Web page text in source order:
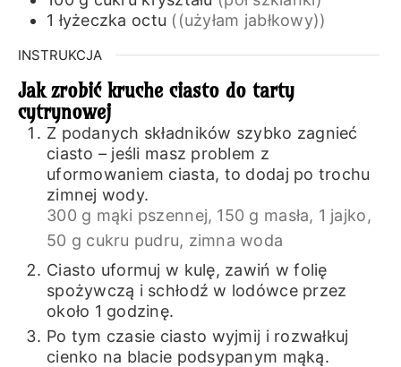
1 łyżeczka octu ((użyłam jabłkowy))
INSTRUKCJA
Jak zrobić kruche ciasto do tarty
cytrynowej
Z podanych składników szybko zagnieć
ciasto – jeśli masz problem z
uformowaniem ciasta, to dodaj po trochu
zimnej wody.
300 g mąki pszennej, 150 g masła, 1 jajko,
50 g cukru pudru, zimna woda
Ciasto uformuj w kulę, zawiń w folię
spożywczą i schłodź w lodówce przez
około 1 godzinę.
Po tym czasie ciasto wyjmij i rozwałkuj
cienko na blacie podsypanym mąką.